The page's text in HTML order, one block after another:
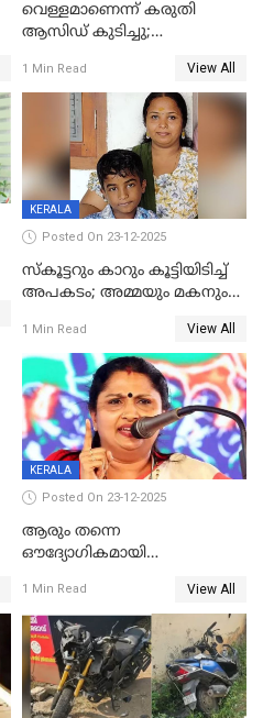
വെള്ളമാണെന്ന് കരുതി
ആസിഡ് കുടിച്ചു;
മരിച്ചു
1 Min Read View All
KERALA
Posted On 23-12-2025
സ്കൂട്ടറും കാറും കൂട്ടിയിടിച്ച്
അപകടം; അമ്മയും മകനും
ഗുരുതരാവസ്ഥയിൽ
1 Min Read View All
KERALA
Posted On 23-12-2025
ആരും തന്നെ
ഔദ്യോഗികമായി
കണ്ടെത്താൻ ഇന്ന് കോർ
കമ്മിറ്റി കൂടിയില്ല';
അതൃപ്തിയുമായി ദീപ്തി മേരി
വർഗീസ്
1 Min Read View All